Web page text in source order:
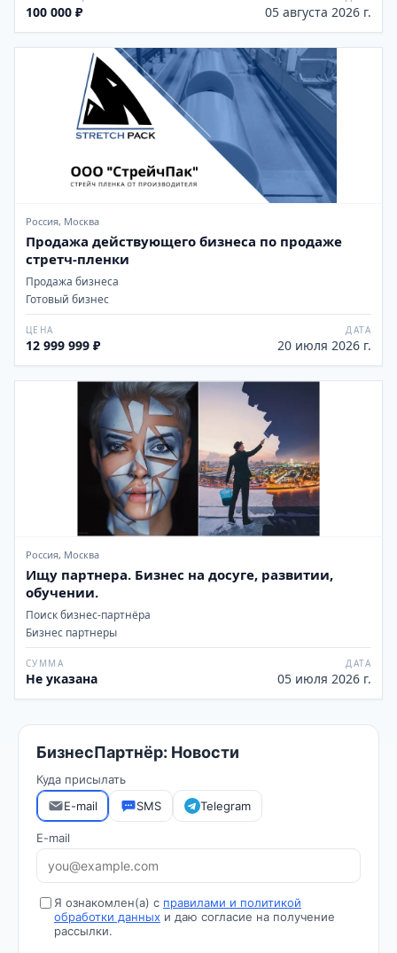
100 000 ₽ 05 августа 2026 г.
Россия, Москва
Продажа действующего бизнеса по продаже
стретч-пленки
Продажа бизнеса
Готовый бизнес
ЦЕНА
12 999 999 ₽
ДАТА
20 июля 2026 г.
Россия, Москва
Ищу партнера. Бизнес на досуге, развитии,
обучении.
Поиск бизнес-партнёра
Бизнес партнеры
СУММА
Не указана
ДАТА
05 июля 2026 г.